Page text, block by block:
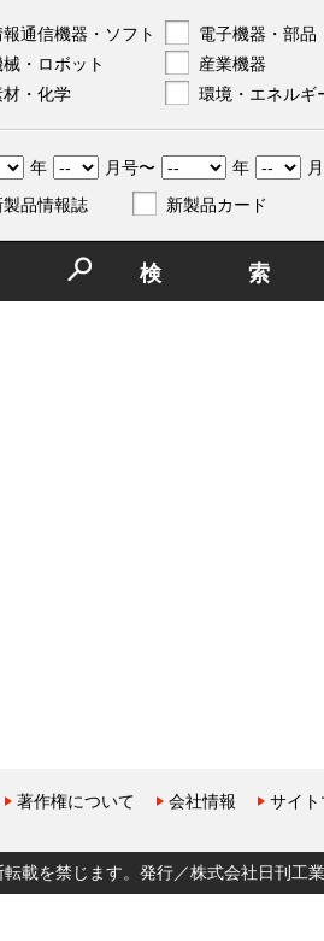
報通信機器・ソフト
電子機器・部品
械・ロボット
産業機器
材・化学
環境・エネルギ
年 月号〜 年
製品情報誌
新製品カード
検
著作権について 会社情報 サイ
載を禁じます。発行／株式会社日刊